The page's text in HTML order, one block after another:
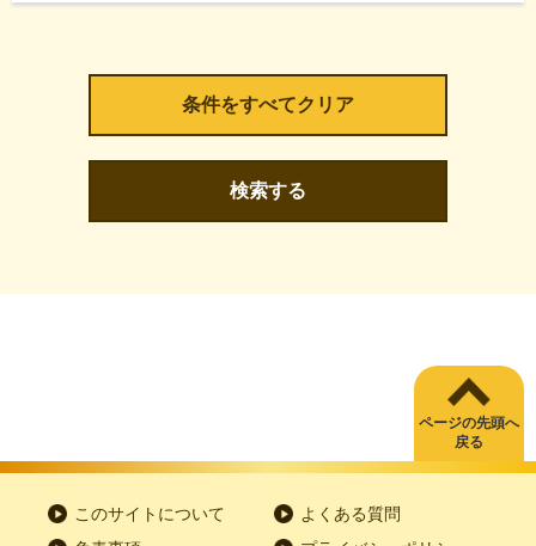
検索する
ページの先頭へ
戻る
このサイトについて
よくある質問